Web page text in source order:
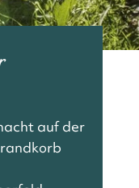
auf der